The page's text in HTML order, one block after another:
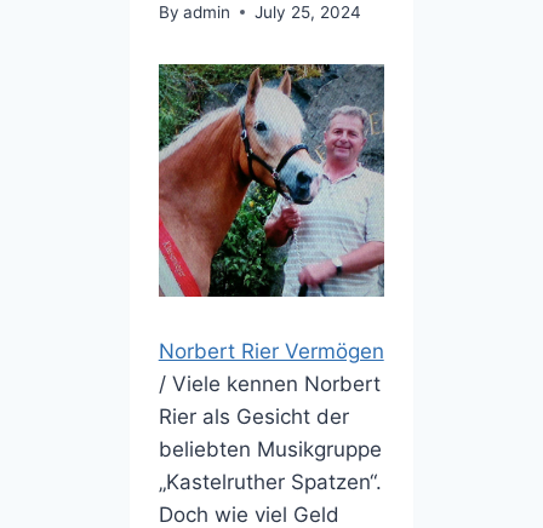
By admin July 25, 2024
Norbert Rier Vermögen
/ Viele kennen Norbert
Rier als Gesicht der
beliebten Musikgruppe
„Kastelruther Spatzen“.
Doch wie viel Geld